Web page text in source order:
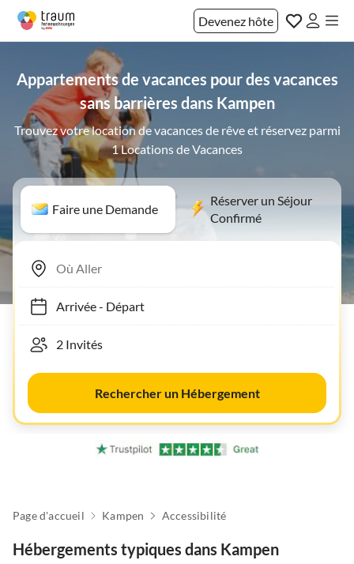
Devenez hôte
Appartements de vacances pour des vacances
sans barrières dans Kampen
Trouvez votre location de vacances de rêve et réservez parmi
1 Locations de Vacances
Faire une Demande
Réserver un Séjour
Confirmé
Arrivée- Départ
Rechercher un Hébergement
Page d'accueil Kampen Accessibilité
Hébergements typiques dans Kampen